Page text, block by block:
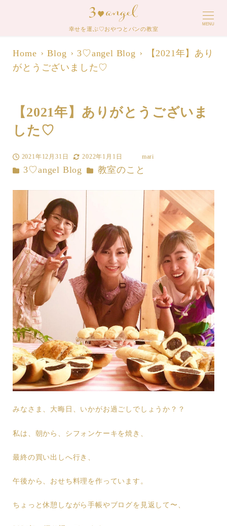
幸せを運ぶ♡おやつとパンの教室
MENU
Home Blog 3♡angel Blog
【2021年】あり
がとうございました♡
【2021年】ありがとうございま
した♡
投稿日
2021年12月31日
更新日
2022年1月1日
者
mari
カテゴリー
3♡angel Blog カテゴリー
教室のこと
みなさま、大晦日、いかがお過ごしでしょうか？？
私は、朝から、シフォンケーキを焼き、
最終の買い出しへ行き、
午後から、おせち料理を作っています。
ちょっと休憩しながら手帳やブログを見返して〜、